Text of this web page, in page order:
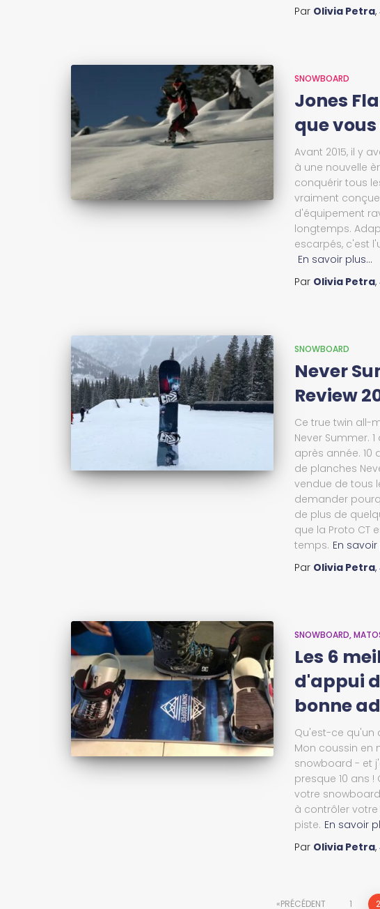
Par Olivia Petra,
SNOWBOARD
Jones
que
Avant 2015, il y
à une nouvelle
conquérir tous
vraiment
d'équipement
longtemps.
escarpés, c'est
En savoir plus…
Par Olivia Petra,
SNOWBOARD
Never
Review
Ce true twin all-
Never Summer.
après année. 10
de planches
vendue de tous
demander
de plus de
que la Proto CT
temps. En
Par Olivia Petra,
SNOWBOARD
Les 6
d'appui
bonne
Qu'est-ce qu'un
Mon coussin en
snowboard - et
presque 10 ans
votre
à contrôler
piste. En savoir
Par Olivia Petra,
PRÉCÉDENT 1 2